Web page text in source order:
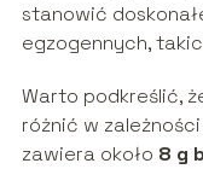
stanowić
egzogennych,
Warto podkreślić,
różnić w
zawiera około 8 g